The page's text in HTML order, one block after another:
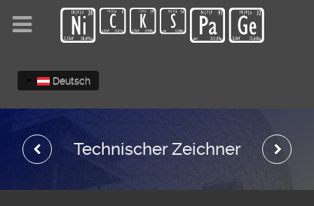
Deutsch
Technischer Zeichner